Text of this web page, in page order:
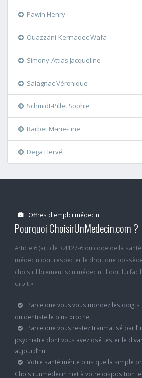
Pawin Henry
Ouazzani-Kermadec Wafa
Simony-Attias Jacqueline
Salagnac Véronique
Schmidt-Pillet Sophie
Barbet Marie-Line
Dega Hervé
Offres d'emploi médecin
Pourquoi ChoisirUnMedecin.com ?
Article 6 (article R.4127-6 du code de la
médecin doit respecter le droit que
choisir librement son médecin. Il doit lui
droit ».
Parce que vous vous mordez les doigts
du dentiste le plus proche,
Parce que vous restez traumatisé par
psychiatre dont vous avez osé tester le
aujourd’hui :
Votre santé mérite plus que la simple
Choisirunmédecin met à votre disposition